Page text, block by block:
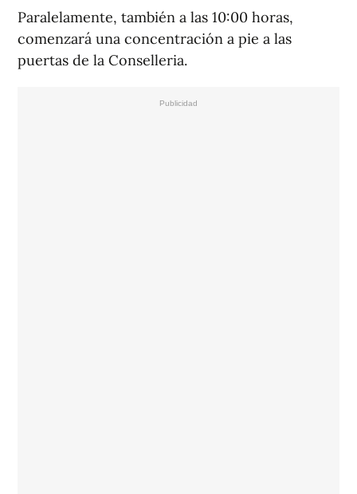
Paralelamente, también a las 10:00 horas,
comenzará una concentración a pie a las
puertas de la Conselleria.